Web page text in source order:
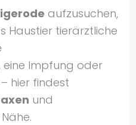
aufzusuchen,
Haustier tierärztliche
eine Impfung oder
hier findest
und